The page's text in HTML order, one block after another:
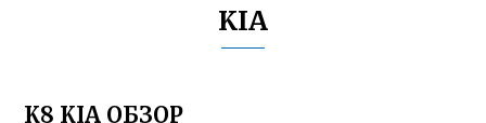
KIA
K8 KIA ОБЗОР